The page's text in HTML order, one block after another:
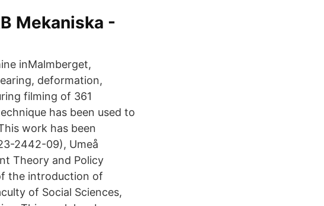
Mekaniska -
inMalmberget,
deformation,
filming of 361
has been used to
work has been
2442-09), Umeå
Theory and Policy
the introduction of
of Social Sciences,